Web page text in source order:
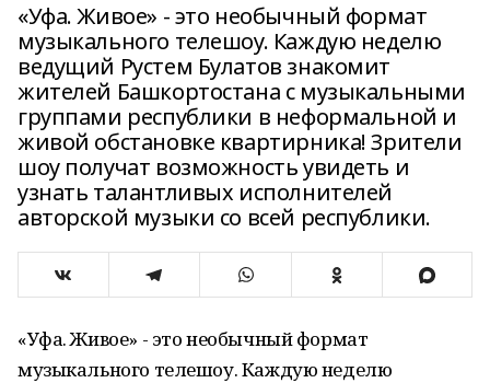
«Уфа. Живое» - это необычный формат
музыкального телешоу. Каждую неделю
ведущий Рустем Булатов знакомит
жителей Башкортостана с музыкальными
группами республики в неформальной и
живой обстановке квартирника! Зрители
шоу получат возможность увидеть и
узнать талантливых исполнителей
авторской музыки со всей республики.
«Уфа. Живое» - это необычный формат
музыкального телешоу. Каждую неделю